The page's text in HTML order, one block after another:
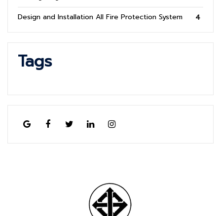
Design and Installation All Fire Protection System
4
Tags